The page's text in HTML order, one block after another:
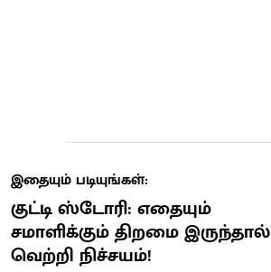
இதையும் படியுங்கள்:
குட்டி ஸ்டோரி: எதையும்
சமாளிக்கும் திறமை இருந்தால்
வெற்றி நிச்சயம்!